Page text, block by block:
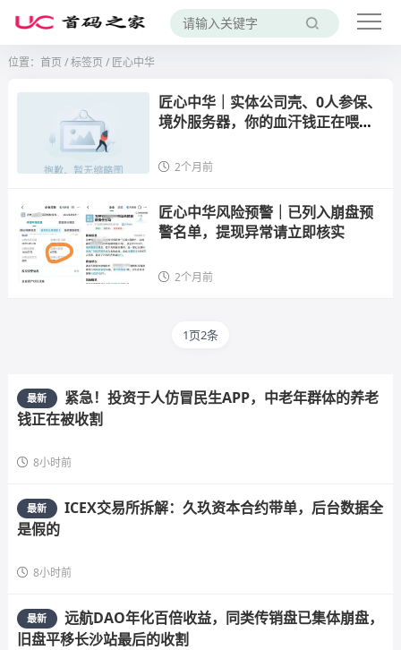
位置： 首页 /标签页 / 匠心中华
匠心中华｜实体公司壳、0人参保、
境外服务器，你的血汗钱正在喂养
2个月前
匠心中华风险预警｜已列入崩盘预
警名单，提现异常请立即核实
2个月前
1页2条
最新
紧急！投资于人仿冒民生APP，中老年群体的养老
钱正在被收割
8小时前
最新
ICEX交易所拆解：久玖资本合约带单，后台数据全
是假的
8小时前
最新
远航DAO年化百倍收益，同类传销盘已集体崩盘，
旧盘平移长沙站最后的收割